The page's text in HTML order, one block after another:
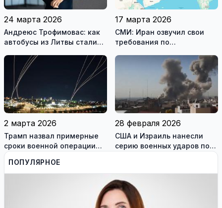
24 марта 2026
Андреюс Трофимовас: как
автобусы из Литвы стали
охваченного огнём
Мариуполя (фотогалерея)
17 марта 2026
СМИ: Иран озвучил свои
требования по
2 марта 2026
Трамп назвал примерные
сроки военной операции
против Ирана
28 февраля 2026
США и Израиль нанесли
серию военных ударов по
ПОПУЛЯРНОЕ